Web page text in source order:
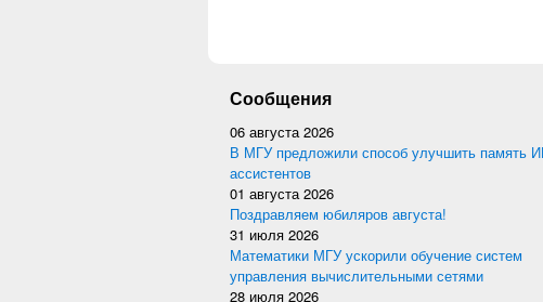
Сообщения
06 августа 2026
В МГУ предложили способ улучшить память
ассистентов
01 августа 2026
Поздравляем юбиляров августа!
31 июля 2026
Математики МГУ ускорили обучение систем
управления вычислительными сетями
28 июля 2026